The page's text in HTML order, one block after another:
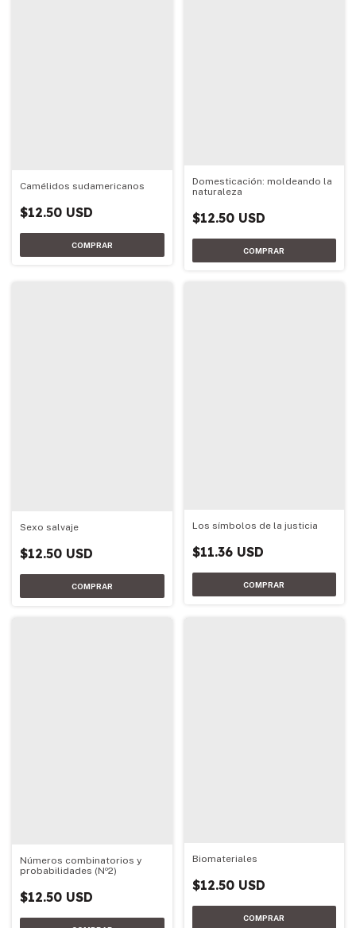
Camélidos sudamericanos
$12.50 USD
Domesticación: moldeando la
naturaleza
$12.50 USD
Sexo salvaje
$12.50 USD
Los símbolos de la justicia
$11.36 USD
Números combinatorios y
probabilidades (Nº2)
$12.50 USD
Biomateriales
$12.50 USD